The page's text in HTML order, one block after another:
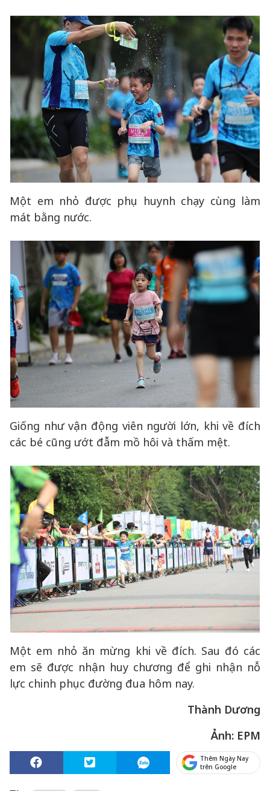
Một em nhỏ được phụ huynh chạy cùng làm
mát bằng nước.
Giống như vận động viên người lớn, khi về đích
các bé cũng ướt đẫm mồ hôi và thấm mệt.
Một em nhỏ ăn mừng khi về đích. Sau đó các
em sẽ được nhận huy chương để ghi nhận nỗ
lực chinh phục đường đua hôm nay.
Thành Dương
Ảnh: EPM
Thêm Ngày Nay
trên Google